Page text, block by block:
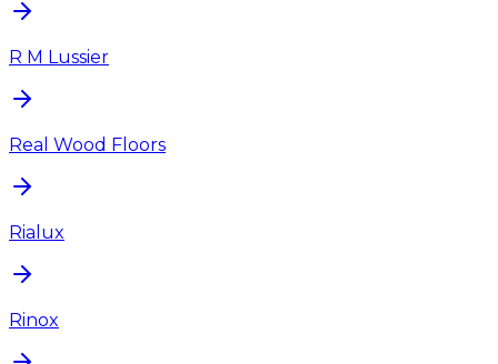
R M Lussier
Real Wood Floors
Rialux
Rinox